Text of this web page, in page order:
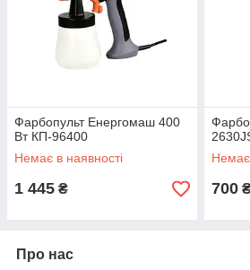
Фарбопульт Енергомаш 400
Вт КП-96400
Немає в наявності
1 445 ₴
Немає
700
Про нас